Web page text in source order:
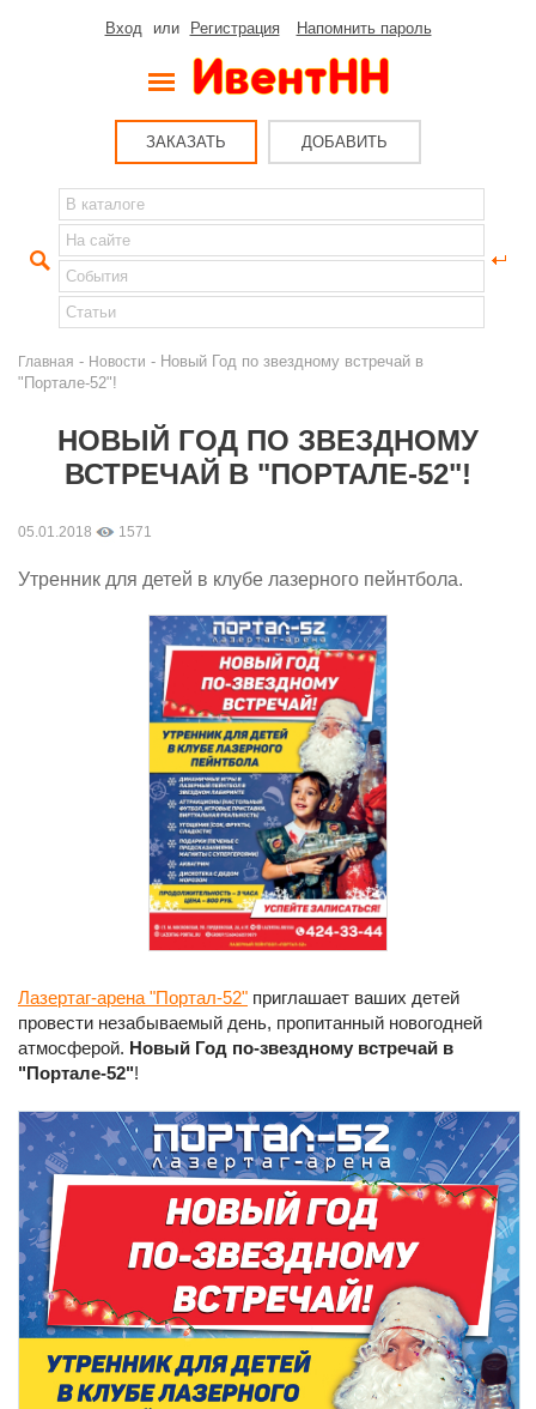
Вход или Регистрация Напомнить пароль
ЗАКАЗАТЬ ДОБАВИТЬ
Главная - Новости - Новый Год по звездному встречай в
"Портале-52"!
НОВЫЙ ГОД ПО ЗВЕЗДНОМУ
ВСТРЕЧАЙ В "ПОРТАЛЕ-52"!
05.01.2018 1571
Утренник для детей в клубе лазерного пейнтбола.
Лазертаг-арена "Портал-52" приглашает ваших детей
провести незабываемый день, пропитанный новогодней
атмосферой. Новый Год по-звездному встречай в
"Портале-52"!